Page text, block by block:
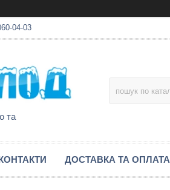
04-03
та
ДОСТАВКА ТА ОПЛАТА